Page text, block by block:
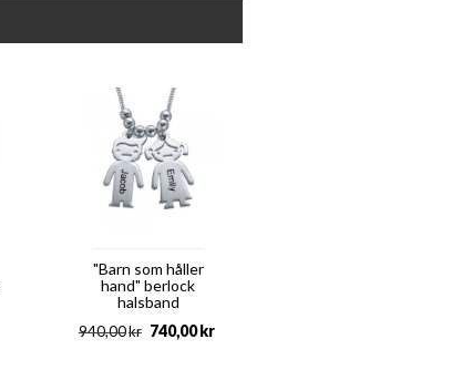
"Barn som håller
hand" berlock
halsband
kr
940,00 kr
740,00